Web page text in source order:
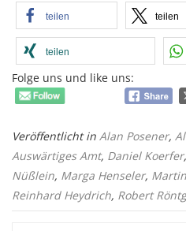
teilen teilen
teilen
Folge uns und like uns:
Veröffentlicht in Alan Posener,
Auswärtiges Amt, Daniel Koerfer,
Nüßlein, Marga Henseler,
Reinhard Heydrich, Robert